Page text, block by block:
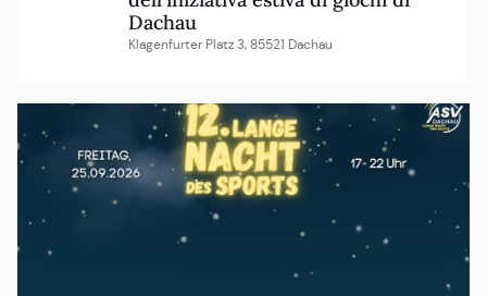
Dachau
Klagenfurter Platz 3, 85521 Dachau